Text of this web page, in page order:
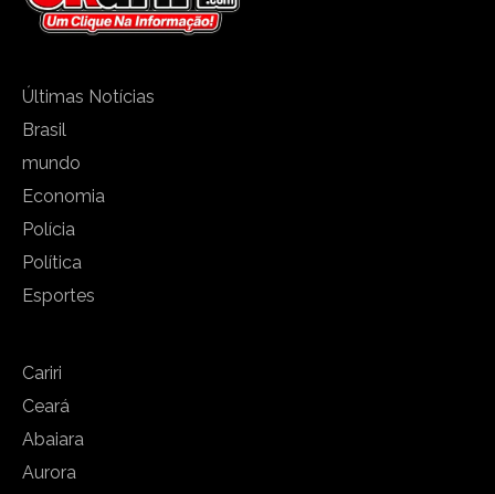
Últimas Notícias
Brasil
mundo
Economia
Polícia
Política
Esportes
Cariri
Ceará
Abaiara
Aurora